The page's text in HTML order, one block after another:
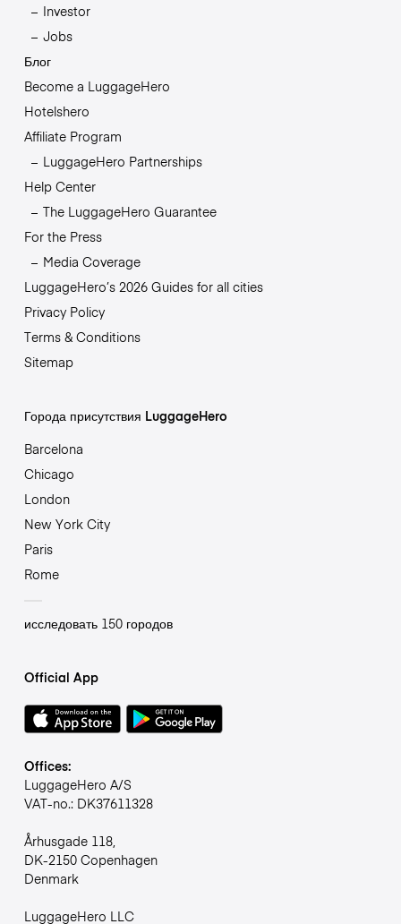
Investor
Jobs
Блог
Become a LuggageHero
Hotelshero
Affiliate Program
LuggageHero Partnerships
Help Center
The LuggageHero Guarantee
For the Press
Media Coverage
LuggageHero’s 2026 Guides for all cities
Privacy Policy
Terms & Conditions
Sitemap
Города присутствия LuggageHero
Barcelona
Chicago
London
New York City
Paris
Rome
исследовать 150 городов
Official App
Offices:
LuggageHero A/S
VAT-no.: DK37611328
Århusgade 118,
DK-2150 Copenhagen
Denmark
LuggageHero LLC